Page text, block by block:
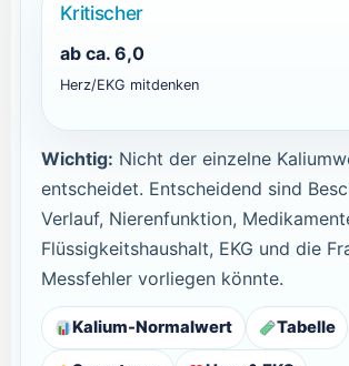
Kritischer
ab ca. 6,0
Herz/EKG mitdenken
Wichtig: Nicht der einzelne
entscheidet. Entscheidend sind
Verlauf, Nierenfunktion,
Flüssigkeitshaushalt, EKG und die
Messfehler vorliegen könnte.
Kalium-Normalwert Tabelle